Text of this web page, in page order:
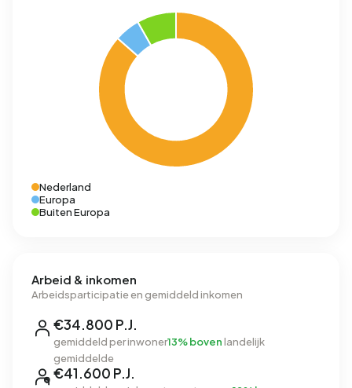
Nederland
Europa
Buiten Europa
Arbeid & inkomen
Arbeidsparticipatie en gemiddeld inkomen
€34.800 P.J.
gemiddeld per inwoner13% bovenlandelijk
gemiddelde
€41.600 P.J.